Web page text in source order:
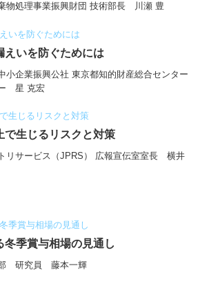
物処理事業振興財団 技術部長 川瀬 豊
えいを防ぐためには
小企業振興公社 東京都知的財産総合センター
星 克宏
で生じるリスクと対策
リサービス（JPRS） 広報宣伝室室長 横井
冬季賞与相場の見通し
部 研究員 藤本一輝